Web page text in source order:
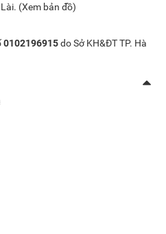
(Xem bản đồ)
0102196915do Sở KH&ĐT TP. Hà